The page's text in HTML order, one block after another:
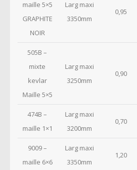
maille 5×5
GRAPHITE
NOIR
Larg maxi
3350mm
0,95
505B –
mixte
kevlar
Maille 5×5
Larg maxi
3250mm
0,90
474B –
maille 1×1
Larg maxi
3200mm
0,70
9009–
maille 6×6
Larg maxi
3350mm
1,20